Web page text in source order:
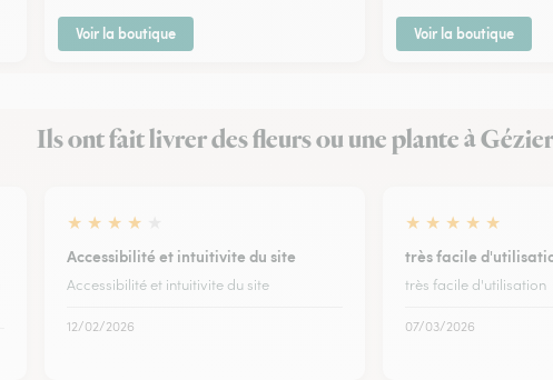
Voir la boutique Voir la boutique
Ils ont fait livrer des fleurs ou une plante à
★ ★ ★ ★
Accessibilité et intuitivite du site
Accessibilité et intuitivite du site
12/02/2026
★ ★ ★ ★ ★
très facile
très facile d'utilisation
07/03/2026